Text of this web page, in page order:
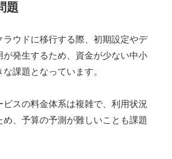
題
ラウドに移行する際、初期設定やデ
が発生するため、資金が少ない中小
課題となっています。
ビスの料金体系は複雑で、利用状況
め、予算の予測が難しいことも課題